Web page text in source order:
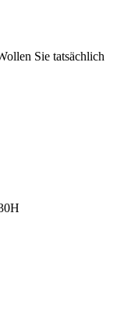
Sie tatsächlich